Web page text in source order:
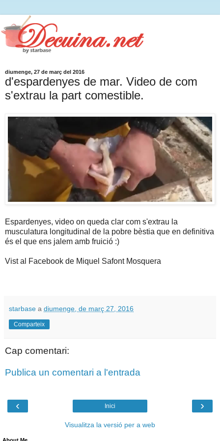
diumenge, 27 de març del 2016
d'espardenyes de mar. Video de com
s'extrau la part comestible.
Espardenyes, video on queda clar com s'extrau la
musculatura longitudinal de la pobre bèstia que en definitiva
és el que ens jalem amb fruició :)
Vist al Facebook de Miquel Safont Mosquera
starbase a diumenge, de març 27, 2016
Comparteix
Cap comentari:
Publica un comentari a l'entrada
‹ ›
Inici
Visualitza la versió per a web